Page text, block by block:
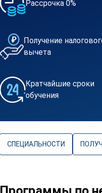
Рассрочка 0%
Получение
вычета
Кратчайшие сроки
обучения
СПЕЦИАЛЬНОСТИ